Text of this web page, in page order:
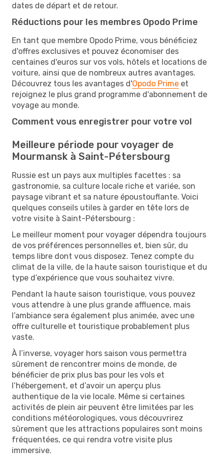
dates de départ et de retour.
Réductions pour les membres Opodo Prime
En tant que membre Opodo Prime, vous bénéficiez
d'offres exclusives et pouvez économiser des
centaines d'euros sur vos vols, hôtels et locations de
voiture, ainsi que de nombreux autres avantages.
Découvrez tous les avantages d'Opodo Prime et
rejoignez le plus grand programme d'abonnement de
voyage au monde.
Comment vous enregistrer pour votre vol
Meilleure période pour voyager de
Mourmansk à Saint-Pétersbourg
Russie est un pays aux multiples facettes : sa
gastronomie, sa culture locale riche et variée, son
paysage vibrant et sa nature époustouflante. Voici
quelques conseils utiles à garder en tête lors de
votre visite à Saint-Pétersbourg :
Le meilleur moment pour voyager dépendra toujours
de vos préférences personnelles et, bien sûr, du
temps libre dont vous disposez. Tenez compte du
climat de la ville, de la haute saison touristique et du
type d’expérience que vous souhaitez vivre.
Pendant la haute saison touristique, vous pouvez
vous attendre à une plus grande affluence, mais
l’ambiance sera également plus animée, avec une
offre culturelle et touristique probablement plus
vaste.
À l’inverse, voyager hors saison vous permettra
sûrement de rencontrer moins de monde, de
bénéficier de prix plus bas pour les vols et
l’hébergement, et d’avoir un aperçu plus
authentique de la vie locale. Même si certaines
activités de plein air peuvent être limitées par les
conditions météorologiques, vous découvrirez
sûrement que les attractions populaires sont moins
fréquentées, ce qui rendra votre visite plus
immersive.